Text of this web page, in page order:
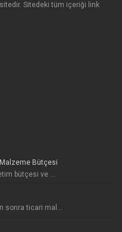
Sitedeki tüm içeriği link
Bütçesi
bütçesi ve ...
sonra ticari mal...